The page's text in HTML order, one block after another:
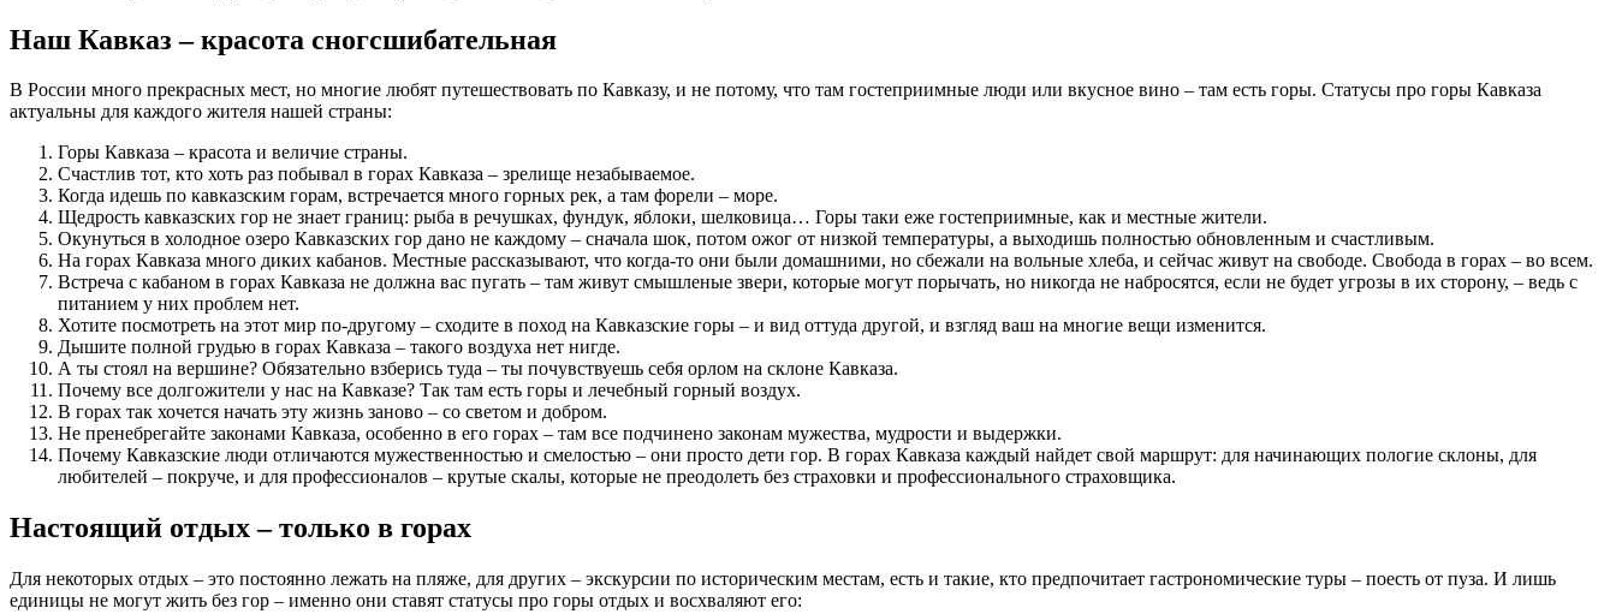
Наш Кавказ – красота сногсшибательная
В России много прекрасных мест, но многие любят путешествовать по Кавказу, и не потому, что там гостеприимные люди или вкусное вино – там есть горы. Статусы про горы Кавказа
актуальны для каждого жителя нашей страны:
Горы Кавказа – красота и величие страны.
Счастлив тот, кто хоть раз побывал в горах Кавказа – зрелище незабываемое.
Когда идешь по кавказским горам, встречается много горных рек, а там форели – море.
Щедрость кавказских гор не знает границ: рыба в речушках, фундук, яблоки, шелковица… Горы таки еже гостеприимные, как и местные жители.
Окунуться в холодное озеро Кавказских гор дано не каждому – сначала шок, потом ожог от низкой температуры, а выходишь полностью обновленным и счастливым.
На горах Кавказа много диких кабанов. Местные рассказывают, что когда-то они были домашними, но сбежали на вольные хлеба, и сейчас живут на свободе. Свобода в горах – во всем.
Встреча с кабаном в горах Кавказа не должна вас пугать – там живут смышленые звери, которые могут порычать, но никогда не набросятся, если не будет угрозы в их сторону, – ведь с
питанием у них проблем нет.
Хотите посмотреть на этот мир по-другому – сходите в поход на Кавказские горы – и вид оттуда другой, и взгляд ваш на многие вещи изменится.
Дышите полной грудью в горах Кавказа – такого воздуха нет нигде.
А ты стоял на вершине? Обязательно взберись туда – ты почувствуешь себя орлом на склоне Кавказа.
Почему все долгожители у нас на Кавказе? Так там есть горы и лечебный горный воздух.
В горах так хочется начать эту жизнь заново – со светом и добром.
Не пренебрегайте законами Кавказа, особенно в его горах – там все подчинено законам мужества, мудрости и выдержки.
Почему Кавказские люди отличаются мужественностью и смелостью – они просто дети гор. В горах Кавказа каждый найдет свой маршрут: для начинающих пологие склоны, для
любителей – покруче, и для профессионалов – крутые скалы, которые не преодолеть без страховки и профессионального страховщика.
Настоящий отдых – только в горах
Для некоторых отдых – это постоянно лежать на пляже, для других – экскурсии по историческим местам, есть и такие, кто предпочитает гастрономические туры – поесть от пуза. И лишь
единицы не могут жить без гор – именно они ставят статусы про горы отдых и восхваляют его: